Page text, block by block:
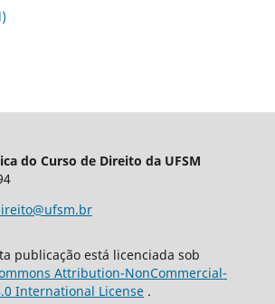
do Curso de Direito da UFSM
publicação está licenciada sob
Attribution-NonCommercial-
International License.